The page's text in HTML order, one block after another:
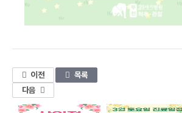
이전
목록
다음